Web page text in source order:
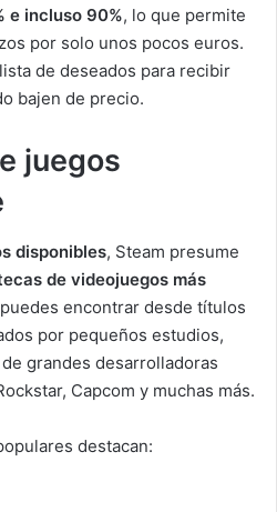
e incluso 90%, lo que permite
por solo unos pocos euros.
de deseados para recibir
bajen de precio.
juegos
disponibles, Steam presume
de videojuegos más
encontrar desde títulos
por pequeños estudios,
grandes desarrolladoras
Capcom y muchas más.
destacan: